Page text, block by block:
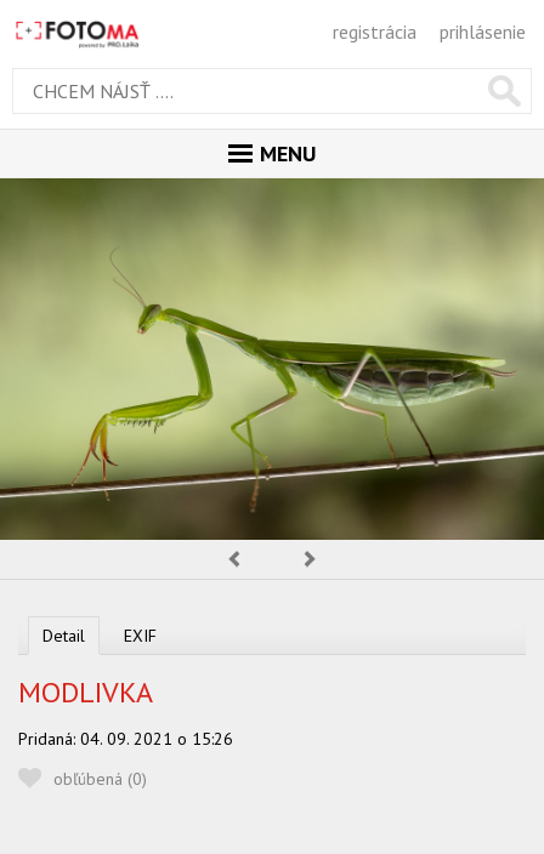
registrácia prihlásenie
MENU
ODPORÚČANÉ
NAJNOVŠIE
POPULÁRNE
POPULÁRNE DNES
OBĽUBENÉ
OBĽUBENÍ AUTORI
PORADŇA
KALENDÁR AKCIÍ
Detail EXIF
MODLIVKA
Pridaná: 04. 09. 2021 o 15:26
obľúbená (0)